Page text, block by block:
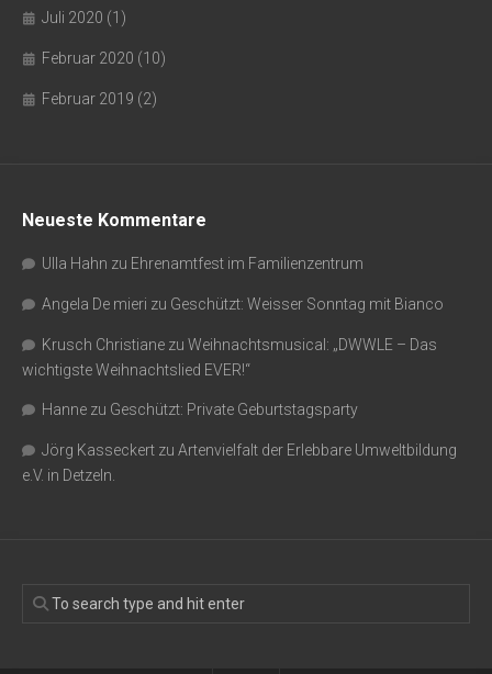
Juli 2020 (1)
Februar 2020 (10)
Februar 2019 (2)
Neueste Kommentare
Ulla Hahn zu Ehrenamtfest im Familienzentrum
Angela De mieri zu Geschützt: Weisser Sonntag mit Bianco
Krusch Christiane zu Weihnachtsmusical: „DWWLE – Das
wichtigste Weihnachtslied EVER!“
Hanne zu Geschützt: Private Geburtstagsparty
Jörg Kasseckert zu Artenvielfalt der Erlebbare Umweltbildung
e.V. in Detzeln.